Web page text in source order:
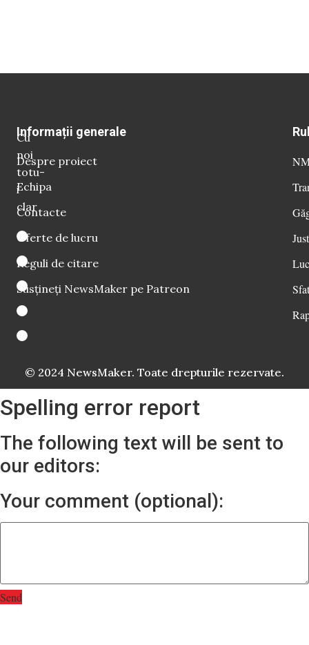
Cu
noi
totu-
i
clar
Informații generale
Despre proiect
Echipa
Contacte
Oferte de lucru
Reguli de citare
Susțineți NewsMaker pe Patreon
© 2024 NewsMaker. Toate drepturile rezervate.
Spelling error report
The following text will be sent to
our editors:
Your comment (optional):
Send